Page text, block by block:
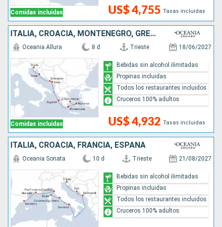
Comidas incluidas US$ 4,755 Tasas incluidas
ITALIA, CROACIA, MONTENEGRO, GRECIA
Comidas incluidas
Oceania Allura 8 d Trieste 18/06/2027
US$ 4,932 Tasas incluidas
Bebidas sin alcohol ilimitadas
Propinas incluidas
Todos los restaurantes incluidos
Cruceros 100% adultos
ITALIA, CROACIA, FRANCIA, ESPAÑA
Oceania Sonata 10 d Trieste 21/08/2027
Bebidas sin alcohol ilimitadas
Propinas incluidas
Todos los restaurantes incluidos
Cruceros 100% adultos